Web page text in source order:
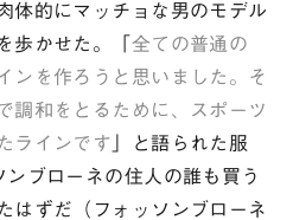
体的にマッチョな男のモデル
歩かせた。「 全ての普通の
ンを作ろうと思いました。そ
調和をとるために、スポーツ
ラインです 」と語られた服
ブローネの住人の誰も買う
はずだ（フォッソンブローネ